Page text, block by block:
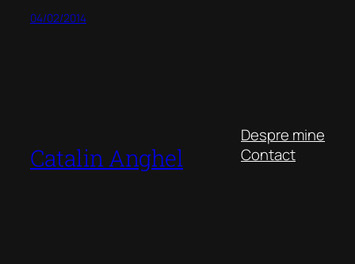
04/02/2014
Catalin Anghel
Despre mine
Contact